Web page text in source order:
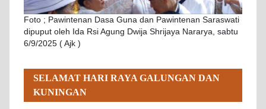
Foto ; Pawintenan Dasa Guna dan Pawintenan Saraswati
dipuput oleh Ida Rsi Agung Dwija Shrijaya Nararya, sabtu
6/9/2025 ( Ajk )
SELAMAT HARI RAYA GALUNGAN DAN
KUNINGAN